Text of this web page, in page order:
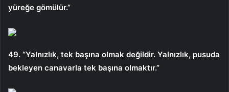
yüreğe gömülür.”
49. “Yalnızlık, tek başına olmak değildir. Yalnızlık, pusuda
bekleyen canavarla tek başına olmaktır.”